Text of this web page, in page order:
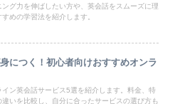
グ力を伸ばしたい方や、英会話をスムーズに理
めの学習法を紹介します。
につく！初心者向けおすすめオンラ
ン英会話サービス5選を紹介します。料金、特
いを比較し、自分に合ったサービスの選び方も